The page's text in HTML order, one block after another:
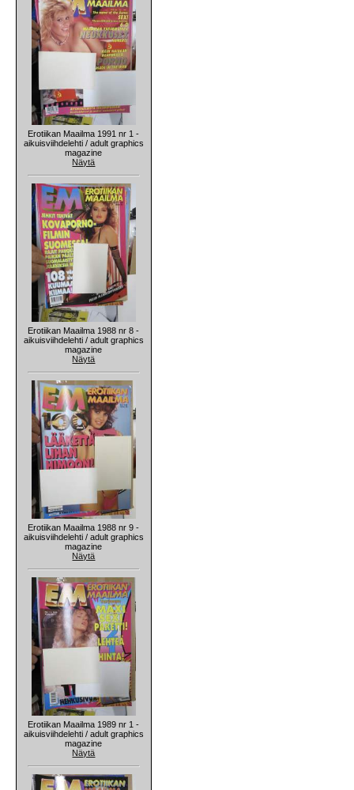
Erotiikan Maailma 1991 nr 1 -
aikuisviihdelehti / adult graphics
magazine
Näytä
Erotiikan Maailma 1988 nr 8 -
aikuisviihdelehti / adult graphics
magazine
Näytä
Erotiikan Maailma 1988 nr 9 -
aikuisviihdelehti / adult graphics
magazine
Näytä
Erotiikan Maailma 1989 nr 1 -
aikuisviihdelehti / adult graphics
magazine
Näytä